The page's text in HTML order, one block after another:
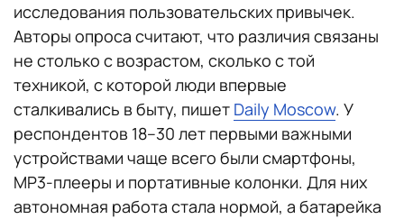
исследования пользовательских привычек.
Авторы опроса считают, что различия связаны
не столько с возрастом, сколько с той
техникой, с которой люди впервые
сталкивались в быту, пишет Daily Moscow. У
респондентов 18–30 лет первыми важными
устройствами чаще всего были смартфоны,
MP3-плееры и портативные колонки. Для них
автономная работа стала нормой, а батарейка